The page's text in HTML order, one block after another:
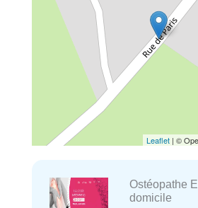
Leaflet | ©
Ostéopathe
domicile